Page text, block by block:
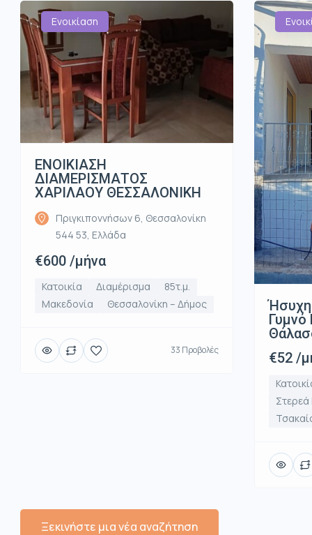
Ενοικίαση
ΕΝΟΙΚΙΑΣΗ
ΔΙΑΜΕΡΙΣΜΑΤΟΣ
ΧΑΡΙΛΑΟΥ ΘΕΣΣΑΛΟΝΙΚΗ
Πριγκιποννήσων 6, Θεσσαλονίκη
544 53, Ελλάδα
€600 /μήνα
Κατοικία Διαμέρισμα
85τ.μ.
Μακεδονία
Θεσσαλονίκη – Δήμος
33 Προβολές
Γυμνό
€52 /
Ξεκινήστε μια νέα αναζήτηση